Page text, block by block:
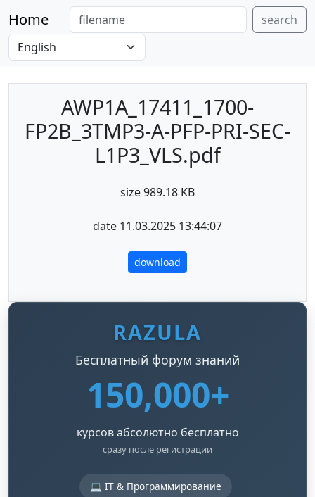
Home search
AWP1A_17411_1700-
FP2B_3TMP3-A-PFP-PRI-SEC-
L1P3_VLS.pdf
size 989.18 KB
date 11.03.2025 13:44:07
download
RAZULA
Бесплатный форум знаний
150,000+
курсов абсолютно бесплатно
сразу после регистрации
💻 IT & Программирование